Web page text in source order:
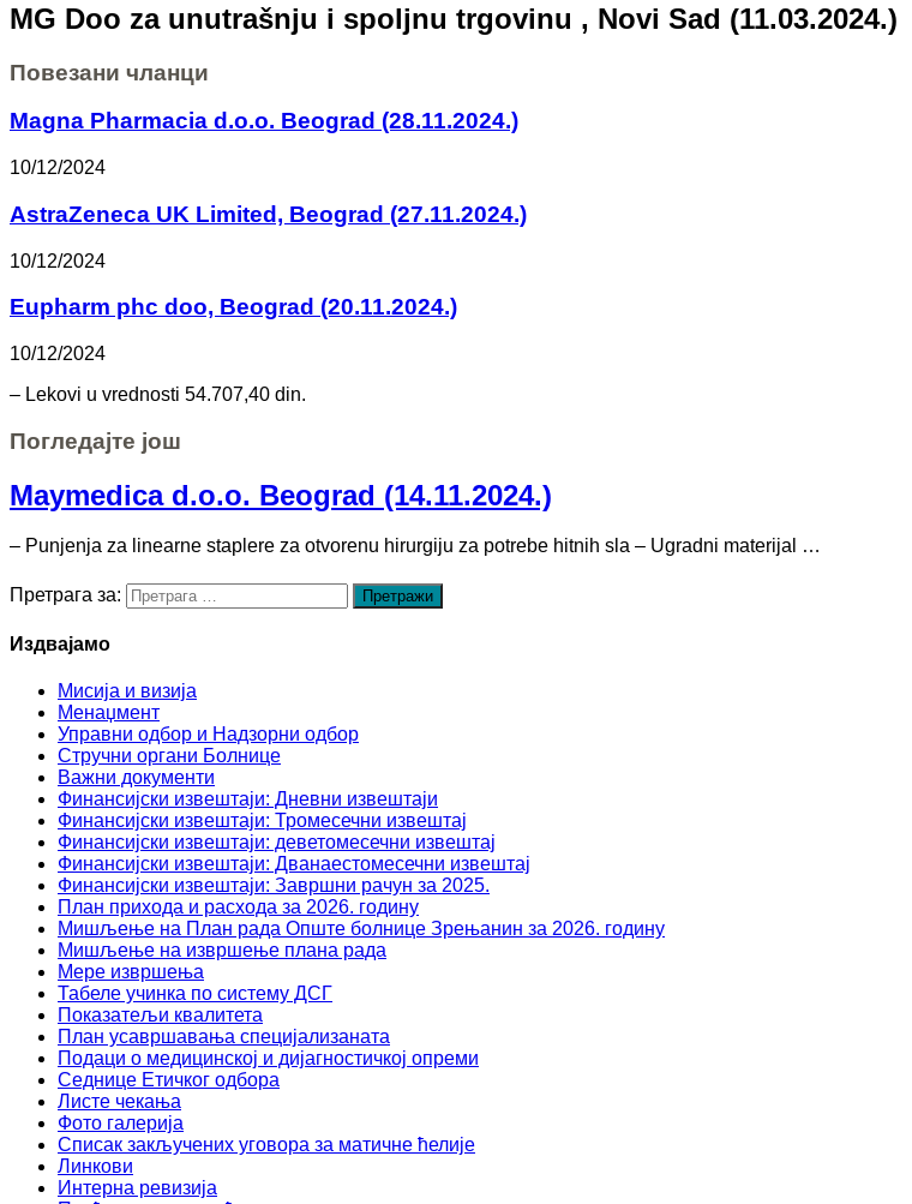
MG Doo za unutrašnju i spoljnu trgovinu , Novi Sad (11.03.2024.)
Повезани чланци
Magna Pharmacia d.o.o. Beograd (28.11.2024.)
10/12/2024
AstraZeneca UK Limited, Beograd (27.11.2024.)
10/12/2024
Eupharm phc doo, Beograd (20.11.2024.)
10/12/2024
– Lekovi u vrednosti 54.707,40 din.
Погледајте још
Maymedica d.o.o. Beograd (14.11.2024.)
– Punjenja za linearne staplere za otvorenu hirurgiju za potrebe hitnih sla – Ugradni materijal …
Претрага за:
Издвајамо
Мисија и визија
Менаџмент
Управни одбор и Надзорни одбор
Стручни органи Болнице
Важни документи
Финансијски извештаји: Дневни извештаји
Финансијски извештаји: Тромесечни извештај
Финансијски извештаји: деветомесечни извештај
Финансијски извештаји: Дванаестомесечни извештај
Финансијски извештаји: Завршни рачун за 2025.
План прихода и расхода за 2026. годину
Мишљење на План рада Опште болнице Зрењанин за 2026. годину
Мишљење на извршење плана рада
Мере извршења
Табеле учинка по систему ДСГ
Показатељи квалитета
План усавршавања специјализаната
Подаци о медицинској и дијагностичкој опреми
Седнице Етичког одбора
Листе чекања
Фото галерија
Списак закључених уговора за матичне ћелије
Линкови
Интерна ревизија